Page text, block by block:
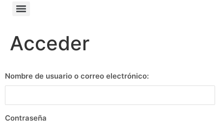
Acceder
Nombre de usuario o correo electrónico:
Contraseña